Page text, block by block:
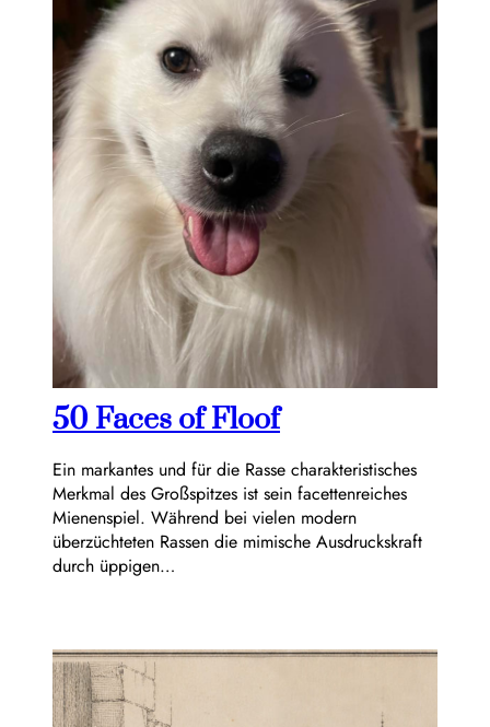
50 Faces of Floof
Ein markantes und für die Rasse charakteristisches
Merkmal des Großspitzes ist sein facettenreiches
Mienenspiel. Während bei vielen modern
überzüchteten Rassen die mimische Ausdruckskraft
durch üppigen…